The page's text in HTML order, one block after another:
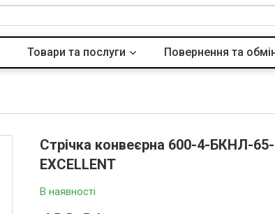
Товари та послуги Повернення та
Стрічка конвеєрна 600-4-БКНЛ-
EXCELLENT
В наявності